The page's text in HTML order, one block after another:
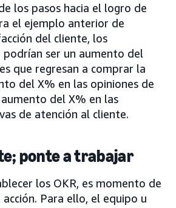
los pasos hacia el logro de
el ejemplo anterior de
del cliente, los
podrían ser un aumento del
que regresan a comprar la
del X% en las opiniones de
del X% en las
de atención al cliente.
ponte a trabajar
los OKR, es momento de
Para ello, el equipo u